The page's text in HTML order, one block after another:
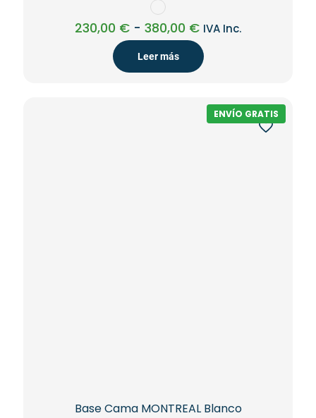
230,00 € - 380,00 €Rango
de
precios:
desde
380,00 €
IVA Inc.
Leer más
ENVÍO GRATIS
Base Cama MONTREAL Blanco